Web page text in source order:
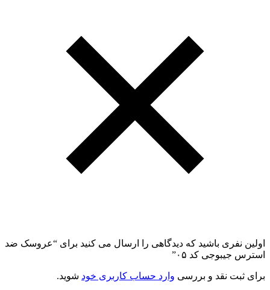
اولین نفری باشید که دیدگاهی را ارسال می کنید برای “عروسک ضد
استرس جیبوجی کد ۰۵”
برای ثبت نقد و بررسی وارد حساب کاربری خود شوید.